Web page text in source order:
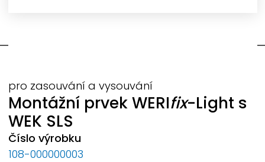
pro zasouvání a vysouvání
Montážní prvekWERIfix-Light s
WEK SLS
Číslo výrobku
108-000000003